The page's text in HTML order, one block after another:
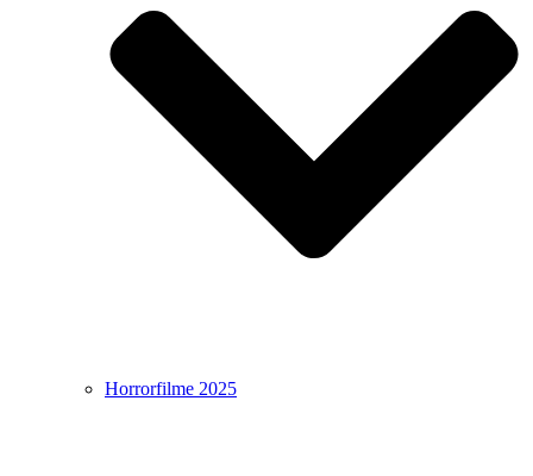
Horrorfilme 2025